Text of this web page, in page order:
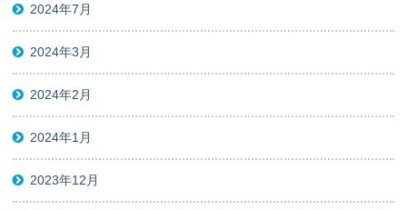
2024年7月
2024年3月
2024年2月
2024年1月
2023年12月